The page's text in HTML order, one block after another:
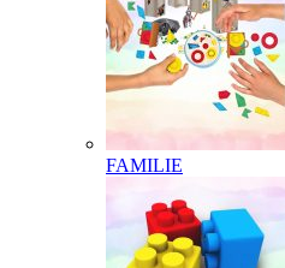
FAMILIE